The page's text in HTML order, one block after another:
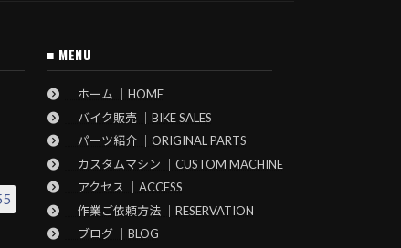
■ MENU
ホーム ｜HOME
バイク販売 ｜BIKE SALES
パーツ紹介 ｜ORIGINAL PARTS
カスタムマシン ｜CUSTOM MACHINE
アクセス ｜ACCESS
作業ご依頼方法 ｜RESERVATION
ブログ ｜BLOG